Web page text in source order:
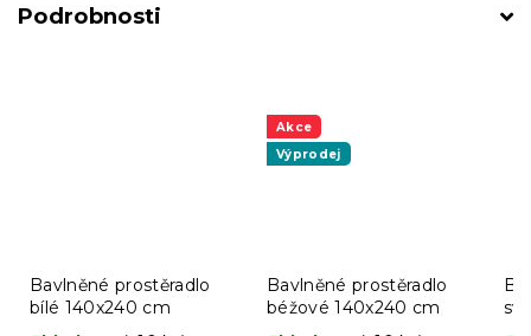
Podrobnosti
Bavlněné prostěradlo
bílé 140x240 cm
Akce
Výprodej
Bavlněné prostěradlo
béžové 140x240 cm